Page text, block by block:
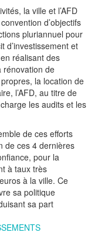
la ville et l’AFD
d’objectifs
pluriannuel pour
d’investissement et
réalisant des
rénovation de
propres, la location de
l’AFD, au titre de
les audits et les
de ces efforts
de ces 4 dernières
pour la
à taux très
à la ville. Ce
sa politique
sa part